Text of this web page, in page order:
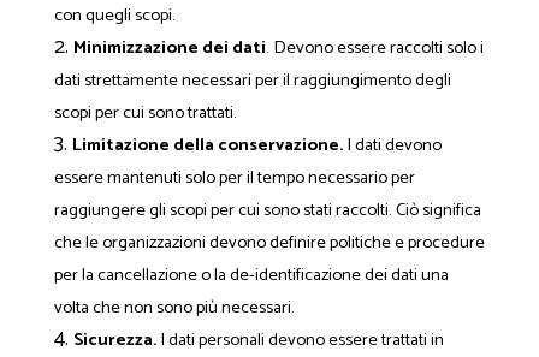
con quegli scopi.
Minimizzazione dei dati. Devono essere raccolti solo i
dati strettamente necessari per il raggiungimento degli
scopi per cui sono trattati.
Limitazione della conservazione.I dati devono
essere mantenuti solo per il tempo necessario per
raggiungere gli scopi per cui sono stati raccolti. Ciò significa
che le organizzazioni devono definire politiche e procedure
per la cancellazione o la de-identificazione dei dati una
volta che non sono più necessari.
Sicurezza.I dati personali devono essere trattati in